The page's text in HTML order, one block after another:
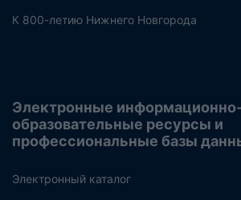
К 800-летию Нижнего Новгорода
Электронные информационно-
образовательные ресурсы и
профессиональные базы
Электронный каталог